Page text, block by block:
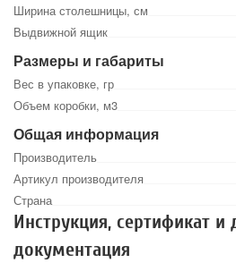
Ширина столешницы, см
Выдвижной ящик
Размеры и габариты
Вес в упаковке, гр
Объем коробки, м3
Общая информация
Производитель
Артикул производителя
Страна
Инструкция, сертификат и
документация